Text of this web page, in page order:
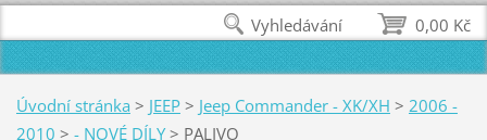
Úvodní stránka > JEEP > Jeep Commander - XK/XH > 2006 -
2010 > - NOVÉ DÍLY > PALIVO
0,00 Kč
Vyhledávání